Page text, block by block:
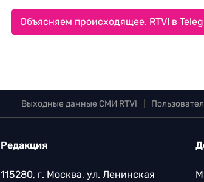
Объясняем происходящее. RTVI в
Выходные данные СМИ RTVI
Редакция
115280, г. Москва, ул. Ленинская